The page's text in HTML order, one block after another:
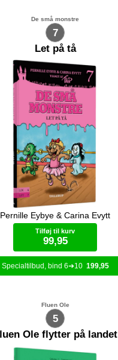
7
De små monstre
Let på tå
Lola og Bibi er til dans. Må
Tom og Bob være med?
Bog (hardcover)
Pernille Eybye & Carina Evytt
Tilføj til kurv
99,95
6 10 199,95
5
Fluen Ole
Ole flytter på landet